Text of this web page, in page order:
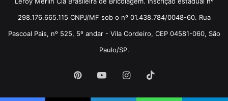
298.176.665.115 CNPJ/MF sob o nº 01.438.784/0048-60. Rua
Pascoal Pais, nº 525, 5º andar - Vila Cordeiro, CEP 04581-060, São
Paulo/SP.
PinterestYouTubeInstagram